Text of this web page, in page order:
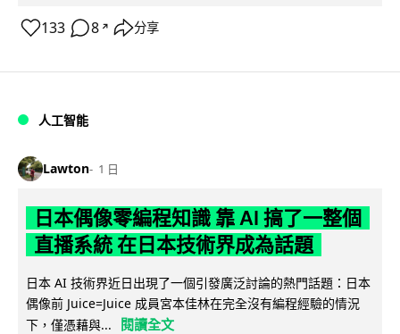
133 8 ↗ 分享
人工智能
Lawton 1 日
日本偶像零編程知識 靠 AI 搞了一整個
直播系統 在日本技術界成為話題
日本 AI 技術界近日出現了一個引發廣泛討論的熱門話題：日本
偶像前 Juice=Juice 成員宮本佳林在完全沒有編程經驗的情況
下，僅憑藉與...
閱讀全文